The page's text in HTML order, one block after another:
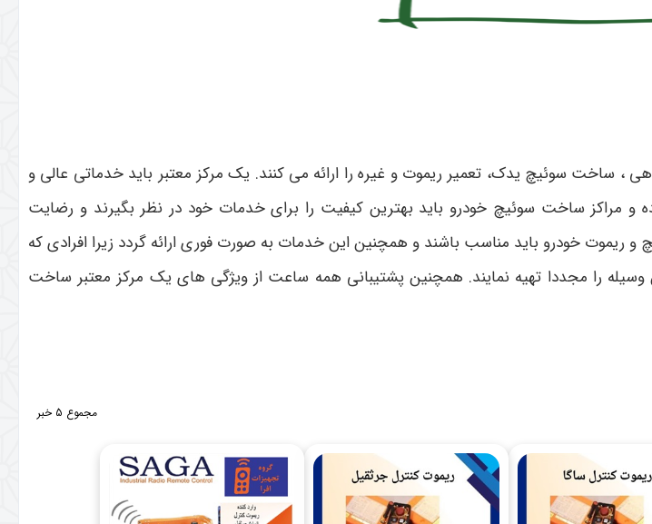
سوئیچ یدک، تعمیر ریموت و غیره را ارائه می کنند. یک مرکز معتبر باید خدماتی عالی و
مراکز ساخت سوئیچ خودرو باید بهترین کیفیت را برای خدمات خود در نظر بگیرند و رضایت
ریموت خودرو باید مناسب باشند و همچنین این خدمات به صورت فوری ارائه گردد زیرا افرادی که
را مجددا تهیه نمایند. همچنین پشتیبانی همه ساعت از ویژگی های یک مرکز معتبر ساخت
مجموع 5 خبر